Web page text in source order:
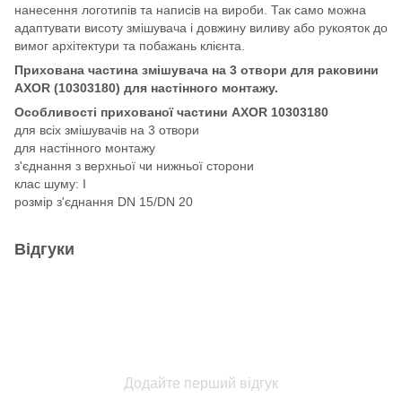
нанесення логотипів та написів на вироби. Так само можна
адаптувати висоту змішувача і довжину виливу або рукояток до
вимог архітектури та побажань клієнта.
Прихована частина змішувача на 3 отвори для раковини
AXOR (10303180) для настінного монтажу.
Особливості прихованої частини AXOR 10303180
для всіх змішувачів на 3 отвори
для настінного монтажу
з'єднання з верхньої чи нижньої сторони
клас шуму: I
розмір з'єднання DN 15/DN 20
Відгуки
Додайте перший відгук